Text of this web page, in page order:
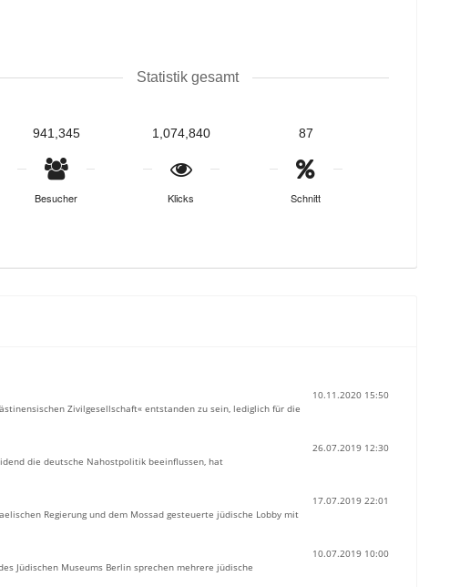
Statistik gesamt
941,345
Besucher
1,074,840
Klicks
87
Schnitt
10.11.2020 15:50
Zivilgesellschaft« entstanden zu sein, lediglich für die
26.07.2019 12:30
die deutsche Nahostpolitik beeinflussen, hat
17.07.2019 22:01
Regierung und dem Mossad gesteuerte jüdische Lobby mit
10.07.2019 10:00
Jüdischen Museums Berlin sprechen mehrere jüdische